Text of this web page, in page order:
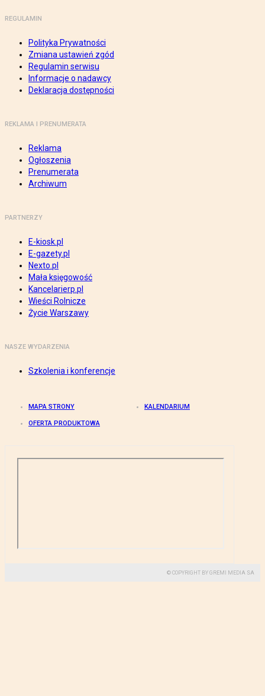
REGULAMIN
Polityka Prywatności
Zmiana ustawień zgód
Regulamin serwisu
Informacje o nadawcy
Deklaracja dostępności
REKLAMA I PRENUMERATA
Reklama
Ogłoszenia
Prenumerata
Archiwum
PARTNERZY
E-kiosk.pl
E-gazety.pl
Nexto.pl
Mała księgowość
Kancelarierp.pl
Wieści Rolnicze
Życie Warszawy
NASZE WYDARZENIA
Szkolenia i konferencje
MAPA STRONY KALENDARIUM
OFERTA PRODUKTOWA
© COPYRIGHT BY GREMI MEDIA SA